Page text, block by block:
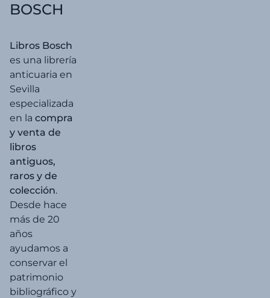
BOSCH
Libros Bosch
es una librería
anticuaria en
Sevilla
especializada
en la compra
y venta de
libros
antiguos,
raros y de
colección.
Desde hace
más de 20
años
ayudamos a
conservar el
patrimonio
bibliográfico y